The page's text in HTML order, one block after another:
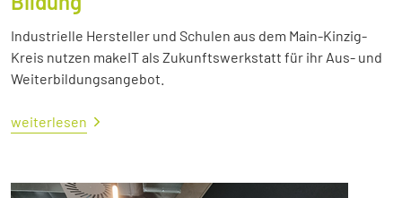
Industrielle Hersteller und Schulen aus dem Main-Kinzig-
Kreis nutzen makeIT als Zukunftswerkstatt für ihr Aus- und
Weiterbildungsangebot.
weiterlesen